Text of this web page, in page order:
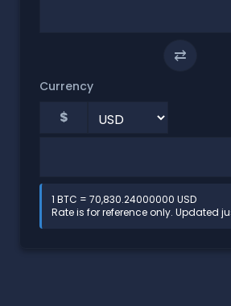
⇄
Currency
$
1 BTC = 70,830.24000000 USD
Rate is for reference only. Updated